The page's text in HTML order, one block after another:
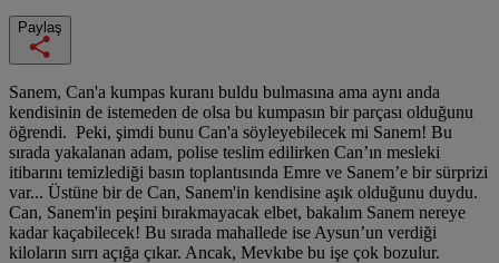
Paylaş
Sanem, Can'a kumpas kuranı buldu bulmasına ama aynı anda
kendisinin de istemeden de olsa bu kumpasın bir parçası olduğunu
öğrendi. Peki, şimdi bunu Can'a söyleyebilecek mi Sanem! Bu
sırada yakalanan adam, polise teslim edilirken Can’ın mesleki
itibarını temizlediği basın toplantısında Emre ve Sanem’e bir sürprizi
var... Üstüne bir de Can, Sanem'in kendisine aşık olduğunu duydu.
Can, Sanem'in peşini bırakmayacak elbet, bakalım Sanem nereye
kadar kaçabilecek! Bu sırada mahallede ise Aysun’un verdiği
kiloların sırrı açığa çıkar. Ancak, Mevkıbe bu işe çok bozulur.